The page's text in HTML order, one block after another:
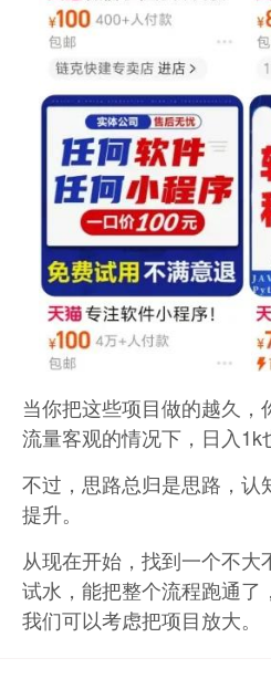
当你把这些项目做的越久，
流量客观的情况下，日入1k
不过，思路总归是思路，认
提升。
从现在开始，找到一个不
试水，能把整个流程跑通了
我们可以考虑把项目放大。